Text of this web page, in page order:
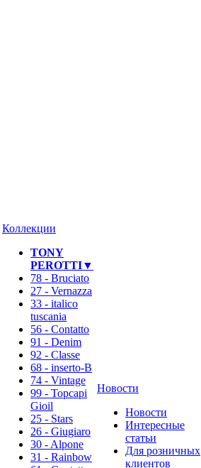
Коллекции
TONY
PEROTTI▼
78 - Bruciato
27 - Vernazza
33 - italico
tuscania
56 - Contatto
91 - Denim
92 - Classe
68 - inserto-B
74 - Vintage
99 - Topcapi
Gioil
25 - Stars
26 - Giugiaro
30 - Alpone
31 - Rainbow
Новости
Новости
Интересные
статьи
Для розничных
клиентов